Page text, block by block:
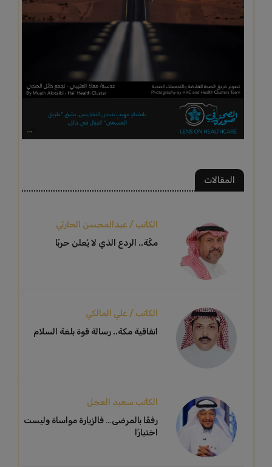
المقالات
الكاتب / عبدالمحسن الحارثي
مكّة.. الردع الذي لا يُعلن حربًا
الكاتب / علي المالكي
اتفاقية مكة.. رسالة قوة بلغة السلام
الكاتب سعيد العجل
رفقًا بالمرضى… فالزيارة مواساة وليست
اختبارًا